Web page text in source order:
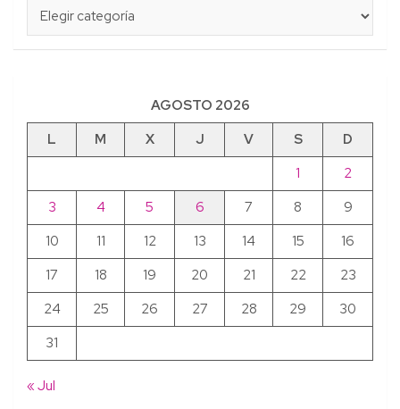
AGOSTO 2026
L
M X J V S
D
1
2
3
4 5 6 7 8
9
10
11 12 13 14 15
16
17
18 19 20 21 22
23
24
25 26 27 28 29
30
31
« Jul